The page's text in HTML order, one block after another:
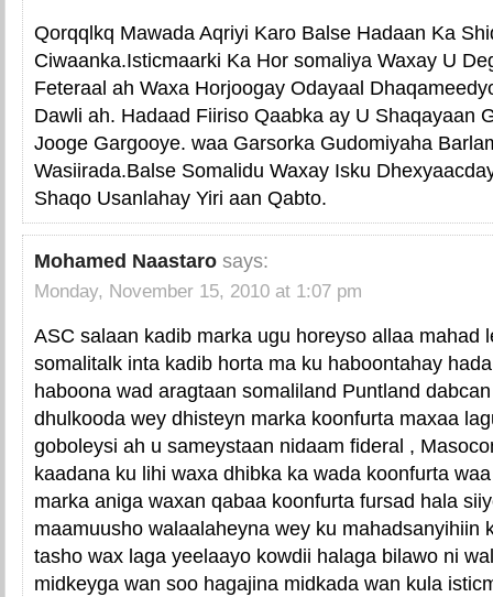
Qorqqlkq Mawada Aqriyi Karo Balse Hadaan Ka
Ciwaanka.Isticmaarki Ka Hor somaliya Waxay U
Feteraal ah Waxa Horjoogay Odayaal
Dawli ah. Hadaad Fiiriso Qaabka ay U Shaqayaan
Jooge Gargooye. waa Garsorka Gudomiyaha
Wasiirada.Balse Somalidu Waxay Isku
Shaqo Usanlahay Yiri aan Qabto.
Mohamed Naastaro says:
Monday, November 15, 2010 at 1:07 pm
ASC salaan kadib marka ugu horeyso allaa mahad
somalitalk inta kadib horta ma ku haboontahay
haboona wad aragtaan somaliland Puntland
dhulkooda wey dhisteyn marka koonfurta maxaa
goboleysi ah u sameystaan nidaam fideral ,
kaadana ku lihi waxa dhibka ka wada koonfurta
marka aniga waxan qabaa koonfurta fursad hala
maamuusho walaalaheyna wey ku mahadsanyihiin
tasho wax laga yeelaayo kowdii halaga bilawo ni
midkeyga wan soo hagajina midkada wan kula